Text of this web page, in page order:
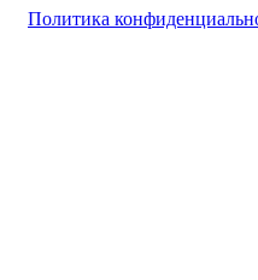
Политика